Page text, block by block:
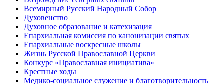
Всемирный Русский Народный Собор
Духовенство
Духовное образование и катехизация
Епархиальная комиссия по канонизации святых
Епархиальные воскресные школы
Жизнь Русской Православной Церкви
Конкурс «Православная инициатива»
Крестные ходы
Медико-социальное служение и благотворительность